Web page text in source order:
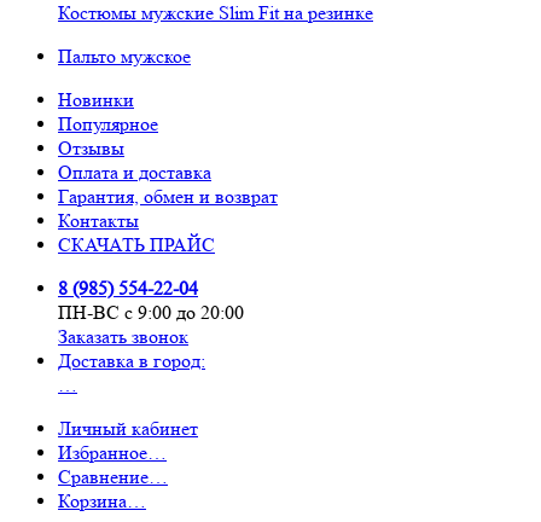
Костюмы мужские Slim Fit на резинке
Пальто мужское
Новинки
Популярное
Отзывы
Оплата и доставка
Гарантия, обмен и возврат
Контакты
СКАЧАТЬ ПРАЙС
8 (985) 554-22-04
ПН-ВС с 9:00 до 20:00
Заказать звонок
Доставка в город:
…
Личный кабинет
Избранное…
Сравнение…
Корзина…